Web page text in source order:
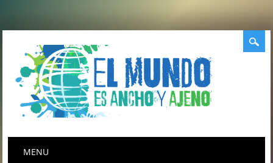
Menú principal
MENU